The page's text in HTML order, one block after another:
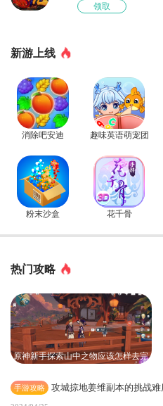
领取
新游上线
消除吧安迪 趣味英语萌宠团
粉末沙盒 花千骨
热门攻略
原神新手探索山中之物应该怎样去完
手游攻略 攻城掠地姜维副本的挑战难